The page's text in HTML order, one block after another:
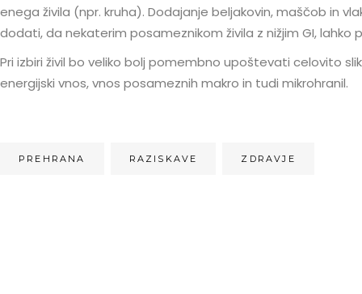
enega živila (npr. kruha). Dodajanje beljakovin, maščob in
dodati, da nekaterim posameznikom živila z nižjim GI,
Pri izbiri živil bo veliko bolj pomembno upoštevati celovito
energijski vnos, vnos posameznih makro in tudi mikrohranil.
PREHRANA RAZISKAVE ZDRAVJE